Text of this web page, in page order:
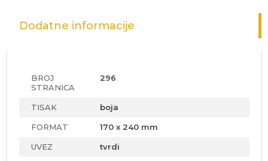
Dodatne informacije
BROJ
STRANICA
296
TISAK boja
FORMAT 170 x 240 mm
UVEZ tvrdi